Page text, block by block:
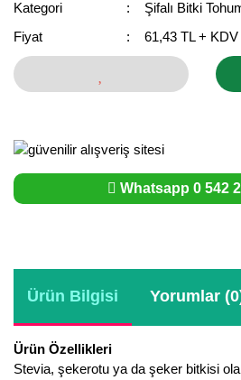
Kategori
Şifalı Bitki
Fiyat
61,43 TL + KDV
Whatsapp 0 542
Ürün Bilgisi Yorumlar
Ürün Özellikleri
Stevia, şekerotu ya da şeker bitkisi
Bektaşi Üzümü Fidanı
Böğürtlen Fidanı
Ceviz Fidanı
Elma Fidanı
Fidan Anaçları ve Aşı Kalemleri
Fındık Fidanı
Frenk Üzümü Fidanı
Nostaljik Güller
Peyzaj Gülleri
Sarmaşık(Çardak) Gül Fidanları
Ters Lale Soğanı
Yılbaşı Gülü Çiçeği
Zambak Soğanı